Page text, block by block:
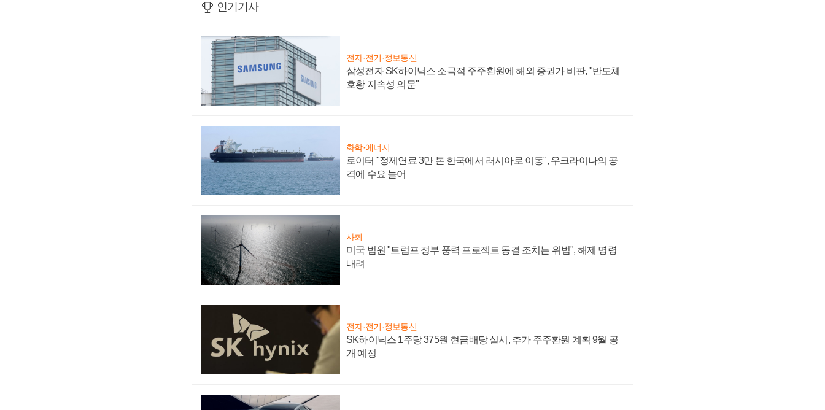
인기기사
전자·전기·정보통신
삼성전자 SK하이닉스 소극적 주주환원에 해외 증권가 비판, "반도체
호황 지속성 의문"
화학·에너지
로이터 "정제연료 3만 톤 한국에서 러시아로 이동", 우크라이나의 공
격에 수요 늘어
사회
미국 법원 "트럼프 정부 풍력 프로젝트 동결 조치는 위법", 해제 명령
내려
전자·전기·정보통신
SK하이닉스 1주당 375원 현금배당 실시, 추가 주주환원 계획 9월 공
개 예정